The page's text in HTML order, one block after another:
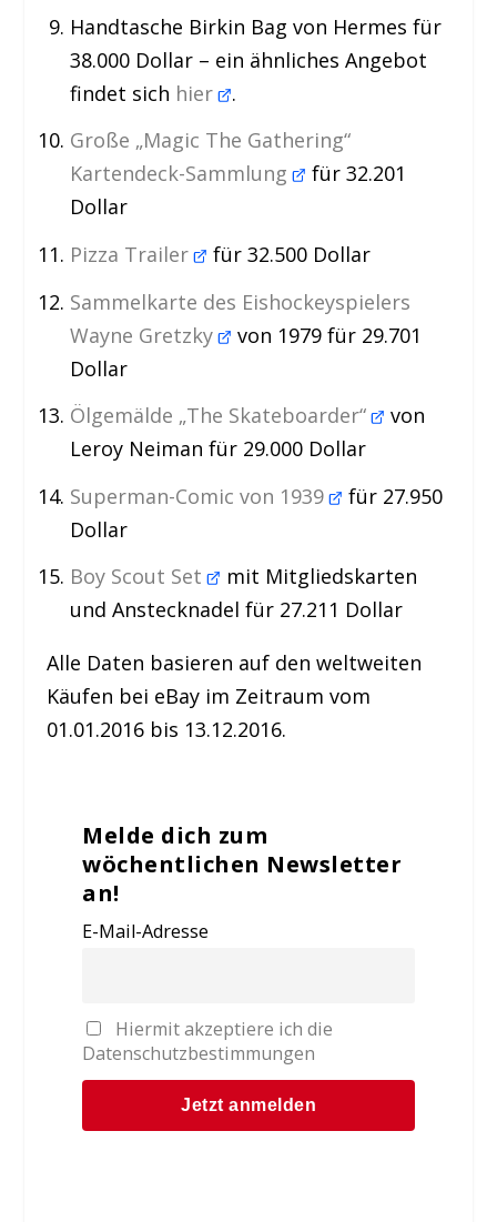
Handtasche Birkin Bag von Hermes für
38.000 Dollar – ein ähnliches Angebot
findet sich hier .
Große „Magic The Gathering“
Kartendeck-Sammlung
für 32.201
Dollar
Pizza Trailer
für 32.500 Dollar
Sammelkarte des Eishockeyspielers
Wayne Gretzky
von 1979 für 29.701
Dollar
Ölgemälde „The Skateboarder“
von
Leroy Neiman für 29.000 Dollar
Superman-Comic von 1939
für 27.950
Dollar
Boy Scout Set
mit Mitgliedskarten
und Anstecknadel für 27.211 Dollar
Alle Daten basieren auf den weltweiten
Käufen bei eBay im Zeitraum vom
01.01.2016 bis 13.12.2016.
Melde dich zum
wöchentlichen Newsletter
an!
E-Mail-Adresse
Hiermit akzeptiere ich die
Datenschutzbestimmungen